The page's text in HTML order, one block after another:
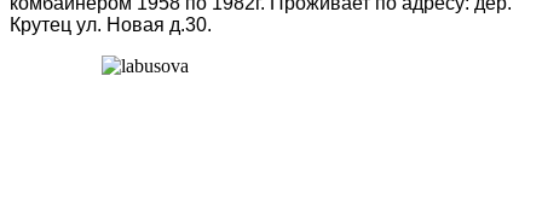
Крутец ул. Новая д.30.